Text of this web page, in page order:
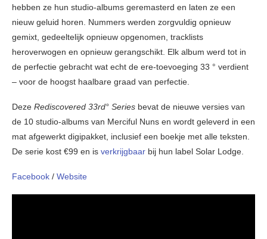
hebben ze hun studio-albums geremasterd en laten ze een
nieuw geluid horen. Nummers werden zorgvuldig opnieuw
gemixt, gedeeltelijk opnieuw opgenomen, tracklists
heroverwogen en opnieuw gerangschikt. Elk album werd tot in
de perfectie gebracht wat echt de ere-toevoeging 33 ° verdient
– voor de hoogst haalbare graad van perfectie.
Deze Rediscovered 33rd° Series bevat de nieuwe versies van
de 10 studio-albums van Merciful Nuns en wordt geleverd in een
mat afgewerkt digipakket, inclusief een boekje met alle teksten.
De serie kost €99 en is verkrijgbaar bij hun label Solar Lodge.
Facebook / Website